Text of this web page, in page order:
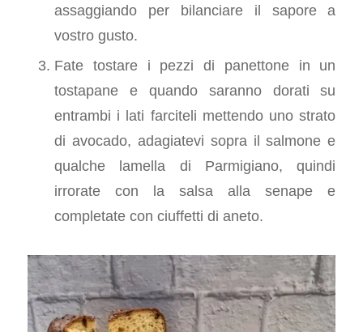
assaggiando per bilanciare il sapore a
vostro gusto.
Fate tostare i pezzi di panettone in un
tostapane e quando saranno dorati su
entrambi i lati farciteli mettendo uno strato
di avocado, adagiatevi sopra il salmone e
qualche lamella di Parmigiano, quindi
irrorate con la salsa alla senape e
completate con ciuffetti di aneto.